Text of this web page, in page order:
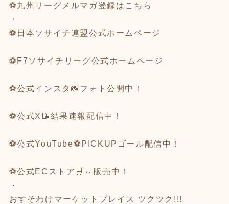
⚽九州リーグメルマガ登録は こちら
・
⚽️ 日本ソサイチ連盟公式ホームページ
⚽ F7ソサイチリーグ公式ホームページ
⚽公式インスタ 📸フォト公開中！
⚽公式X 📝結果速報配信中！
⚽公式YouTube⚽️PICKUPゴール配信中！
⚽公式ECストア 🛒🎫販売中！
・
おすそわけマーケットプレイス ツクツク!!!